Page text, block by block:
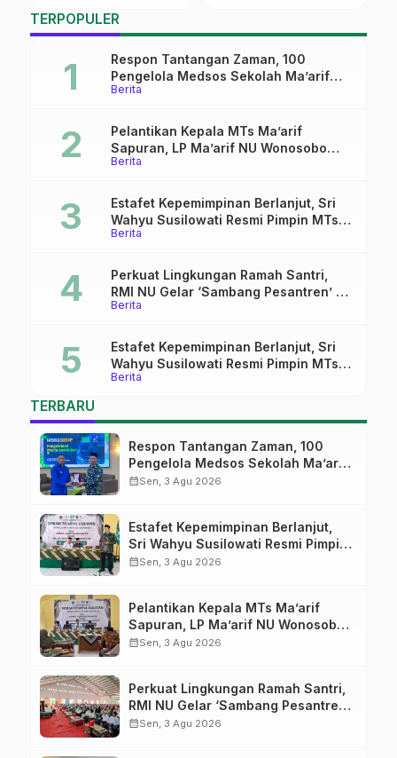
Digital
TERPOPULER
Berita
Respon Tantangan Zaman, 100
Pengelola Medsos Sekolah Ma’arif
Pekalongan Ikuti Pelatihan Literasi
Berita
Pelantikan Kepala MTs Ma’arif
Sapuran, LP Ma’arif NU Wonosobo
Tekankan Lima Amanah
Berita
Estafet Kepemimpinan Berlanjut, Sri
Wahyu Susilowati Resmi Pimpin MTs
Ma’arif Sapuran
Berita
Perkuat Lingkungan Ramah Santri,
RMI NU Gelar ‘Sambang Pesantren’ di
Pati
Berita
Estafet Kepemimpinan Berlanjut, Sri
Wahyu Susilowati Resmi Pimpin MTs
Ma’arif Sapuran
TERBARU
Respon Tantangan Zaman, 100
Pengelola Medsos Sekolah Ma’arif
Pekalongan Ikuti Pelatihan Literasi
calendar_monthSen, 3 Agu 2026
Estafet Kepemimpinan Berlanjut,
Sri Wahyu Susilowati Resmi Pimpin
MTs Ma’arif Sapuran
calendar_monthSen, 3 Agu 2026
Pelantikan Kepala MTs Ma’arif
Sapuran, LP Ma’arif NU Wonosobo
Tekankan Lima Amanah
calendar_monthSen, 3 Agu 2026
Perkuat Lingkungan Ramah Santri,
RMI NU Gelar ‘Sambang Pesantren’
di Pati
calendar_monthSen, 3 Agu 2026